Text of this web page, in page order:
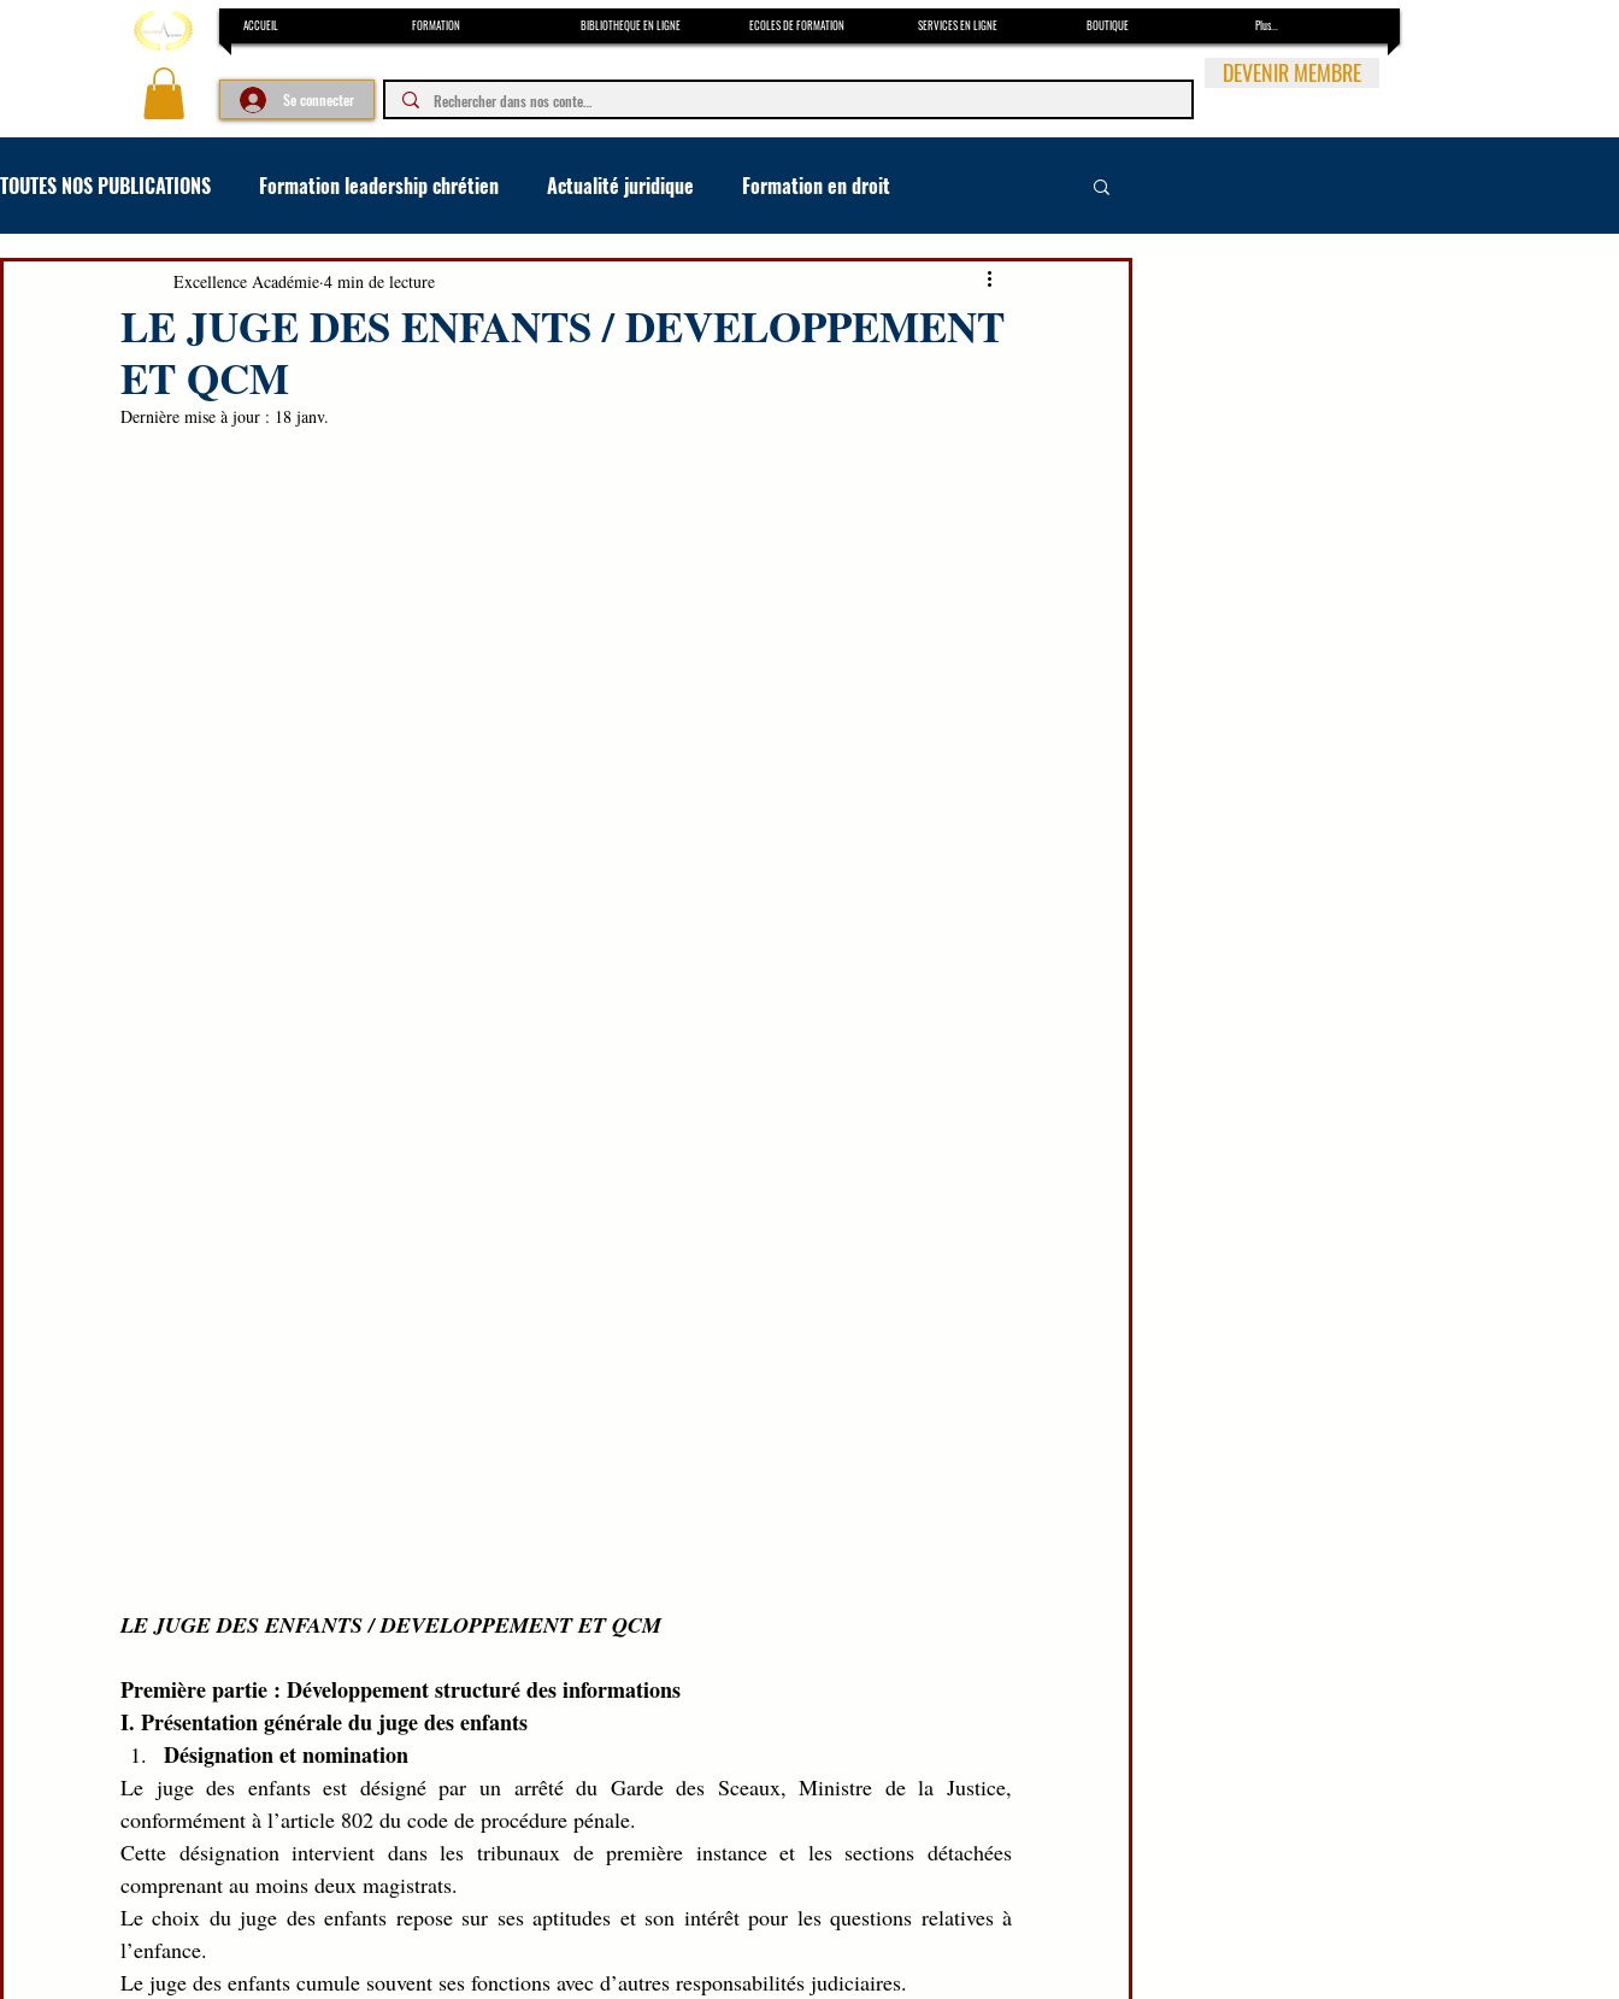
ACCUEIL FORMATION BIBLIOTHEQUE EN LIGNE ECOLES DE FORMATION SERVICES EN LIGNE BOUTIQUE Plus...
Se connecter
DEVENIR MEMBRE
TOUTES NOS PUBLICATIONS Formation leadership chrétien Actualité juridique Formation en droit
Formation concours et examen Formation en art oratoire
LE JUGE DES ENFANTS / DEVELOPPEMENT
ET QCM
Excellence Académie 4 min de lecture
Dernière mise à jour : 18 janv.
LE JUGE DES ENFANTS / DEVELOPPEMENT ET QCM
Première partie : Développement structuré des informations
I. Présentation générale du juge des enfants
Désignation et nomination
Le juge des enfants est désigné par un arrêté du Garde des Sceaux, Ministre de la Justice,
conformément à l’article 802 du code de procédure pénale.
Cette désignation intervient dans les tribunaux de première instance et les sections détachées
comprenant au moins deux magistrats.
Le choix du juge des enfants repose sur ses aptitudes et son intérêt pour les questions relatives à
l’enfance.
Le juge des enfants cumule souvent ses fonctions avec d’autres responsabilités judiciaires.